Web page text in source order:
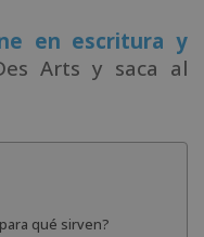
en escritura y
Arts y saca al
qué sirven?